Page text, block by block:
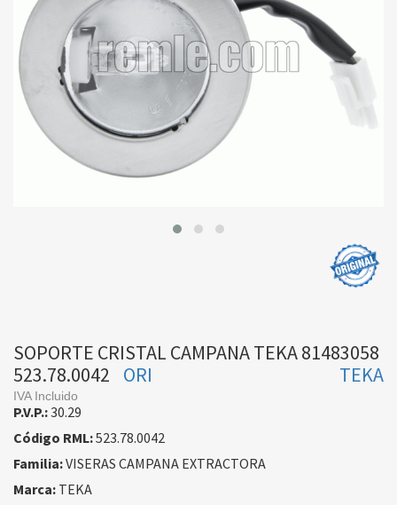
SOPORTE CRISTAL CAMPANA TEKA 81483058
523.78.0042
TEKA
ORI
IVA Incluido
P.V.P.:30.29
Código RML:523.78.0042
Familia:VISERAS CAMPANA EXTRACTORA
Marca: TEKA